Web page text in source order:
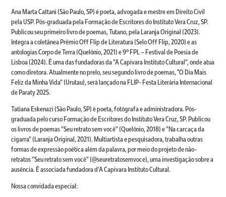
Ana Marta Cattani (São Paulo, SP) é poeta, advogada e mestre em Direito Civil
pela USP. Pós-graduada pela Formação de Escritores do Instituto Vera Cruz, SP.
Publicou seu primeiro livro de poemas, Tutano, pela Laranja Original (2023).
Integra a coletânea Prêmio Off Flip de Literatura (Selo Off Flip, 2020) e as
antologias Corpo de Terra (Quelônio, 2021) e 9º FPL – Festival de Poesia de
Lisboa (2024). É uma das fundadoras da "A Capivara Instituto Cultural", onde atua
como diretora. Atualmente no prelo, seu segundo livro de poemas, “O Dia Mais
Feliz da Minha Vida" (Urutau), será lançado na FLIP- Festa Literária Internacional
de Paraty 2025.
Tatiana Eskenazi (São Paulo, SP) é poeta, fotógrafa e administradora. Pós-
graduada pelo curso Formação de Escritores do Instituto Vera Cruz, SP. Publicou
os livros de poemas "Seu retrato sem você" (Quelônio, 2018) e "Na carcaça da
cigarra" (Laranja Original, 2021). Multiartista e pesquisadora, trabalha outras
formas de expressão poética além da palavra, por meio do projeto de não-
retratos "Seu retrato sem você" (@seuretratosemvoce), uma investigação sobre a
ausência. É associada fundadora d'A Capivara Instituto Cultural.
Nossa convidada especial: